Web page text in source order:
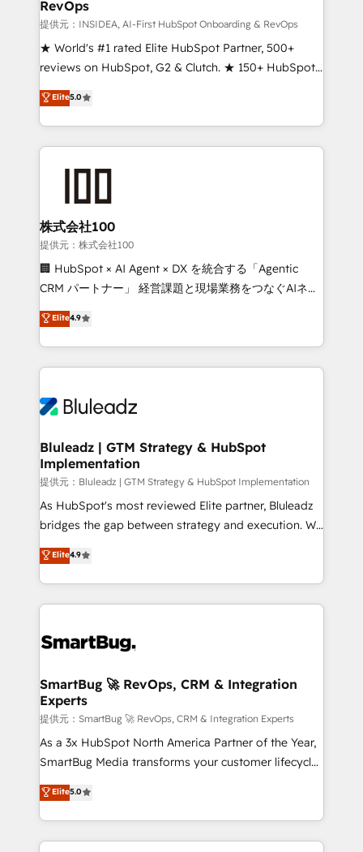
RevOps
提供元：INSIDEA, AI-First HubSpot Onboarding & RevOps
★ World's #1 rated Elite HubSpot Partner, 500+
reviews on HubSpot, G2 & Clutch. ★ 150+ HubSpot
Certified Experts & Trainers across the team ★
1,500+ implementations across five continents ★ AI-
First, RevOps-led, Onboarding obsessed ★
Company of the Year 2024/25 INSIDEA helps
and build AI-powered workflows that drive adoption
from week one, in your time zone. What we do ➤
Onboarding: Live in weeks, with workflows built
around your business, not a template. ➤ Migration:
Move from any legacy CRM. Zero downtime, full data
run your revenue process. Sales, marketing, and
service wired together. ➤ AI and Integrations: Layer
tune-ups, feature rollouts, adoption coaching. Buying
HubSpot, switching to it, or reviving a stale portal?
Elite5.0
株式会社100
提供元：株式会社100
🏢 HubSpot × AI Agent × DX を統合する「Agentic
CRM パートナー」 経営課題と現場業務をつなぐAIネイ
ティブ・エージェンシーとして、HubSpot Eliteの実装
力で顧客フロント業務を再設計します。 💡 100inc は何
をする会社か？ HubSpotを共通基盤に、AIエージェン
トを組み込んだ顧客フロント業務（マーケティング・営
ィブ・エージェンシーです。事業部・グループ会社・部
を、CRMを軸とした全社共通基盤に再構築します。意
思決定者・PMO・現場担当者に並走します。 1️⃣
HubSpot導入・活用支援 顧客データの一元化から、
GTMの見える化・自動化まで。全Hub統合運用、デー
タ品質設計、グループ横断のCRM統合に対応します。
の一部をAIが自律実行する組織への移行を設計・実装。
Breeze・Claude等をHubSpotと連携させ、役割定義・
革を、構想から実装・定着までPMOとして主導。「設
の統合・浸透・変革管理を実行します。 ▸ CMS戦略設
計・構築：リード獲得・CVR・SEOを前提にした情報設
計・導線設計・テンプレート設計をContent Hubで一体
提供。 ▸ 既存CRM・MAからの移行支援：Salesforce・
Marketo・Pardot等からの移行、カスタム設計、履歴
Perplexity等のAI検索からの流入・引用を前提にコンテ
ンツとサイト構造を最適化。 🏆 なぜ100incを選ぶの
Elite4.9
Bluleadz | GTM Strategy & HubSpot
Implementation
提供元：Bluleadz | GTM Strategy & HubSpot Implementation
As HubSpot's most reviewed Elite partner, Bluleadz
bridges the gap between strategy and execution. We
don't just "set up tools" — we install the GTM
Operating System (GTM OS) to align your leadership
and engineer a portal that drives predictable
revenue velocity. 🚀 GTM Strategy & Alignment
stalling growth. Fix your ICP, Math, and Story to stop
Scalable Architecture: Zero-technical-debt setup
across all Hubs, validated by our 7 HubSpot
Accreditations. AI-Powered RevOps: Breeze AI,
custom AI agents, and high-integrity migrations for
total reporting clarity. Security & Compliance: SOC 2
security. 🏆 Why Bluleadz? GTM OS Partner | 16+
Years Experience | 1,000+ Five-Star Reviews
Elite4.9
SmartBug 🚀 RevOps, CRM & Integration
Experts
提供元：SmartBug 🚀 RevOps, CRM & Integration Experts
As a 3x HubSpot North America Partner of the Year,
SmartBug Media transforms your customer lifecycle
into a revenue engine. Our unified ecosystem
includes specialized divisions Globalia (AI &
Software) and Point Success Media (Paid Media),
making this the official home for all three brands. 🔄
Elite5.0